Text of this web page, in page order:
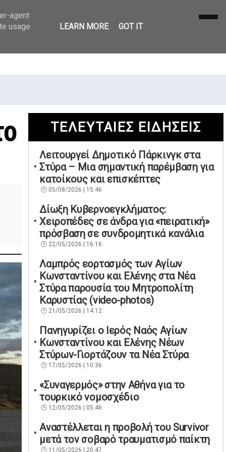
ΤΕΛΕΥΤΑΙΕΣ ΕΙΔΗΣΕΙΣ
Λειτουργεί Δημοτικό Πάρκινγκ στα
Στύρα – Μια σημαντική παρέμβαση για
κατοίκους και επισκέπτες
05/08/2026 | 15:46
Δίωξη Κυβερνοεγκλήματος:
Χειροπέδες σε άνδρα για «πειρατική»
πρόσβαση σε συνδρομητικά κανάλια
22/05/2026 | 16:16
Λαμπρός εορτασμός των Αγίων
Κωνσταντίνου και Ελένης στα Νέα
Στύρα παρουσία του Μητροπολίτη
Καρυστίας (video-photos)
21/05/2026 | 14:12
Πανηγυρίζει ο Ιερός Ναός Αγίων
Κωνσταντίνου και Ελένης Νέων
Στύρων-Γιορτάζουν τα Νέα Στύρα
17/05/2026 | 10:36
«Συναγερμός» στην Αθήνα για το
τουρκικό νομοσχέδιο
12/05/2026 | 05:46
Αναστέλλεται η προβολή του Survivor
μετά τον σοβαρό τραυματισμό παίκτη
11/05/2026 | 20:47
agent
usage
LEARN MORE GOT IT